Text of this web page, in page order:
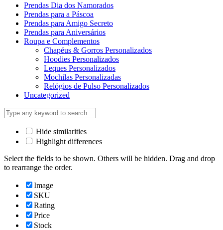
Prendas Dia dos Namorados
Prendas para a Páscoa
Prendas para Amigo Secreto
Prendas para Aniversários
Roupa e Complementos
Chapéus & Gorros Personalizados
Hoodies Personalizados
Leques Personalizados
Mochilas Personalizadas
Relógios de Pulso Personalizados
Uncategorized
Hide similarities
Highlight differences
Select the fields to be shown. Others will be hidden. Drag and drop
to rearrange the order.
Image
SKU
Rating
Price
Stock